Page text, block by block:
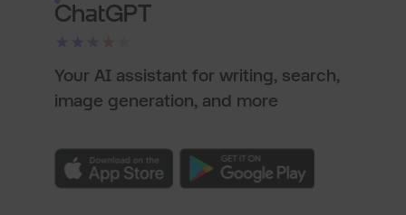
ChatGPT
Your AI assistant for writing, search,
image generation, and more